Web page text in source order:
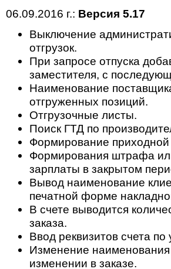
06.09.2016 г.: Версия 5.17
Выключение
отгрузок.
При запросе отпуска
заместителя, с
Наименование
отгруженных позиций.
Отгрузочные листы.
Поиск ГТД по
Формирование
Формирования штрафа
зарплаты в закрытом
Вывод наименование
печатной форме
В счете выводится
заказа.
Ввод реквизитов счета
Изменение наименования
изменении в заказе.